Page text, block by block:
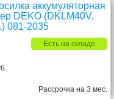
аккумуляторная
DEKO (DKLM40V,
081-2035
Есть на складе
Рассрочка на 3 мес.